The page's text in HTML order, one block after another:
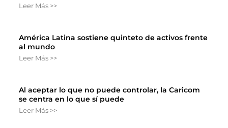
Leer Más >>
América Latina sostiene quinteto de activos frente
al mundo
Leer Más >>
Al aceptar lo que no puede controlar, la Caricom
se centra en lo que sí puede
Leer Más >>